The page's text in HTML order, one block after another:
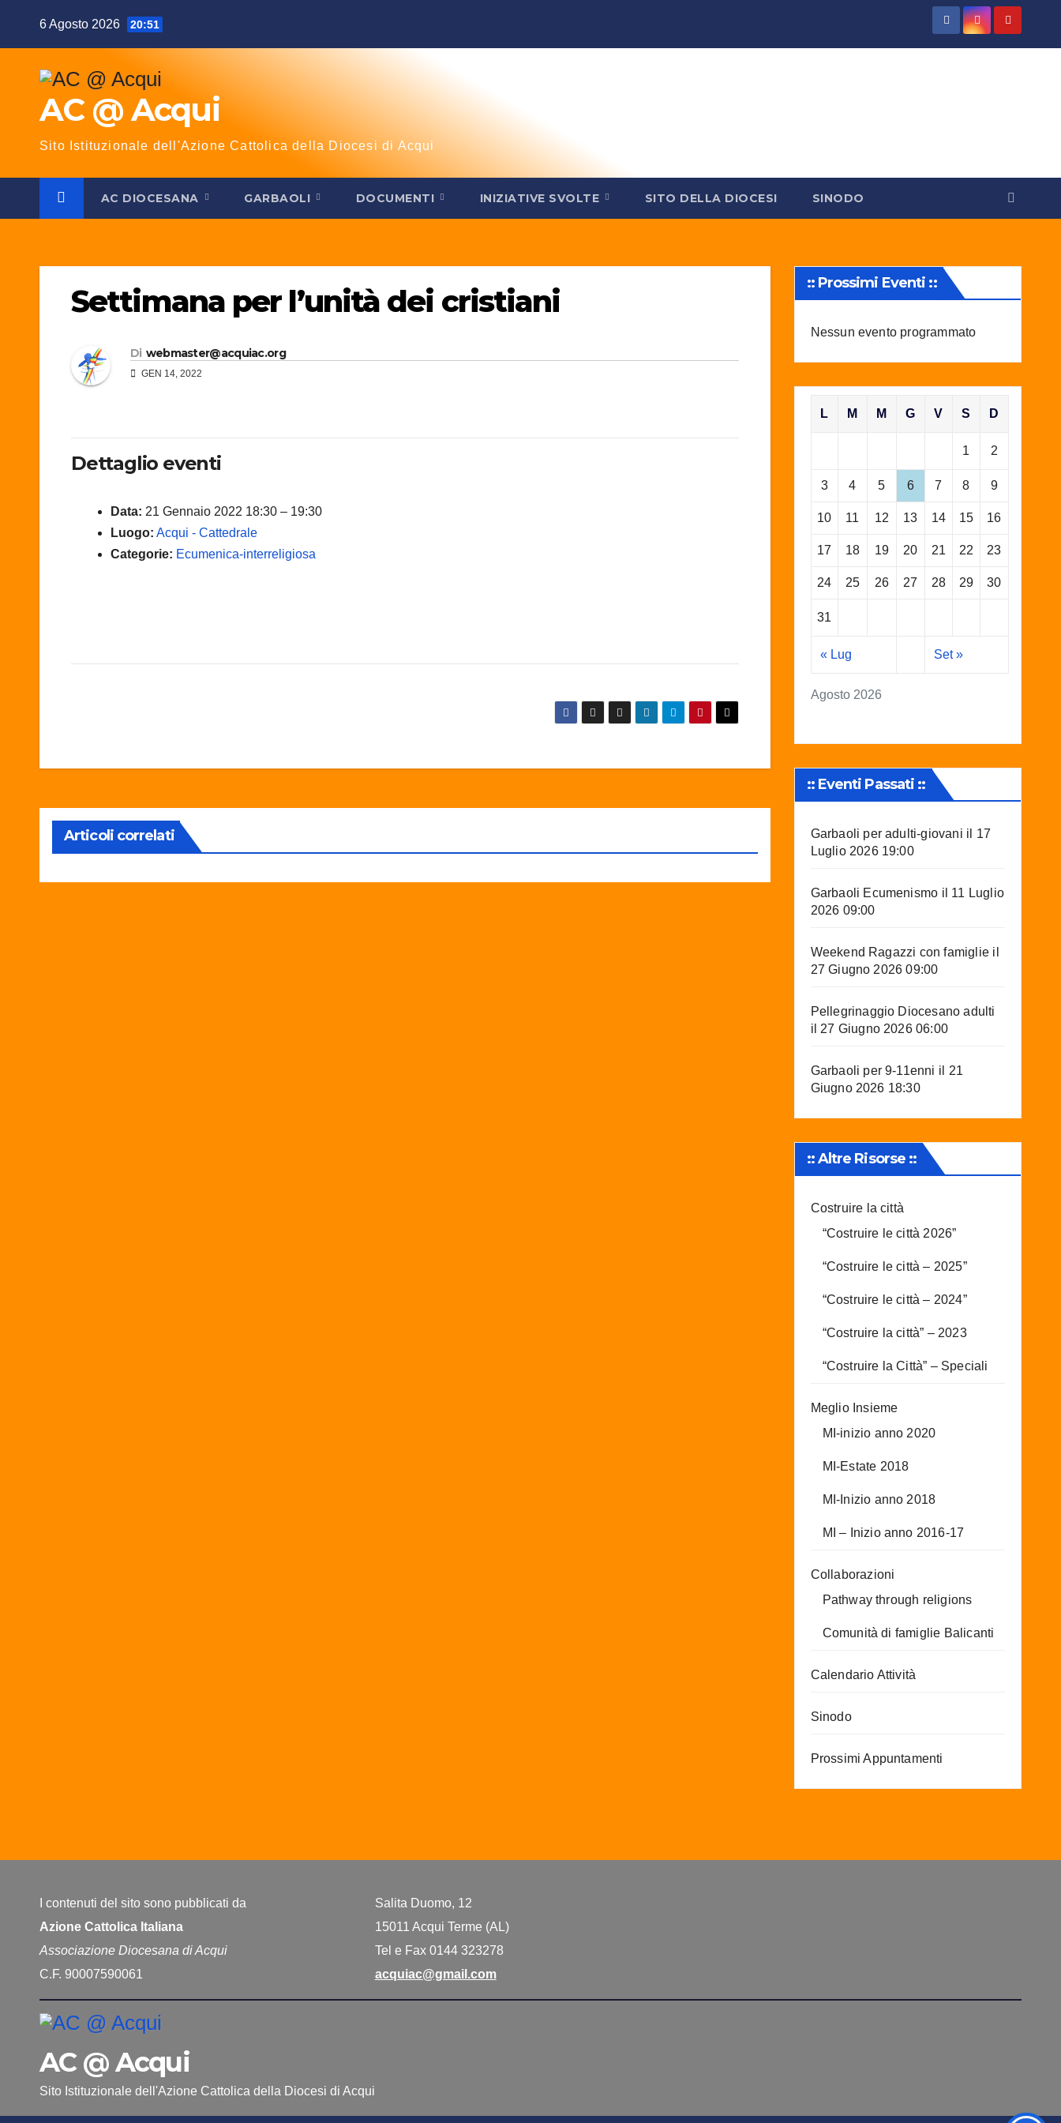
6 Agosto 2026 20:51
AC @ Acqui
Sito Istituzionale dell'Azione Cattolica della Diocesi di Acqui
AC DIOCESANA GARBAOLI DOCUMENTI INIZIATIVE SVOLTE SITO DELLA DIOCESI SINODO
Settimana per l’unità dei cristiani
Di webmaster@acquiac.org
GEN 14, 2022
Dettaglio eventi
Data: 21 Gennaio 2022 18:30 – 19:30
Luogo: Acqui - Cattedrale
Categorie: Ecumenica-interreligiosa
Articoli correlati
:: Prossimi Eventi ::
Nessun evento programmato
Agosto 2026
L M M G V S D
1 2
3 4 5 6 7 8 9
10 11 12 13 14 15 16
17 18 19 20 21 22 23
24 25 26 27 28 29 30
31
« Lug Set »
:: Eventi Passati ::
Garbaoli per adulti-giovani il 17
Luglio 2026 19:00
Garbaoli Ecumenismo il 11 Luglio
2026 09:00
Weekend Ragazzi con famiglie il
27 Giugno 2026 09:00
Pellegrinaggio Diocesano adulti
il 27 Giugno 2026 06:00
Garbaoli per 9-11enni il 21
Giugno 2026 18:30
:: Altre Risorse ::
Costruire la città
“Costruire le città 2026”
“Costruire le città – 2025”
“Costruire le città – 2024”
“Costruire la città” – 2023
“Costruire la Città” – Speciali
Meglio Insieme
MI-inizio anno 2020
MI-Estate 2018
MI-Inizio anno 2018
MI – Inizio anno 2016-17
Collaborazioni
Pathway through religions
Comunità di famiglie Balicanti
Calendario Attività
Sinodo
Prossimi Appuntamenti
I contenuti del sito sono pubblicati da
Azione Cattolica Italiana
Associazione Diocesana di Acqui
C.F. 90007590061
Salita Duomo, 12
15011 Acqui Terme (AL)
Tel e Fax 0144 323278
acquiac@gmail.com
AC @ Acqui
Sito Istituzionale dell'Azione Cattolica della Diocesi di Acqui